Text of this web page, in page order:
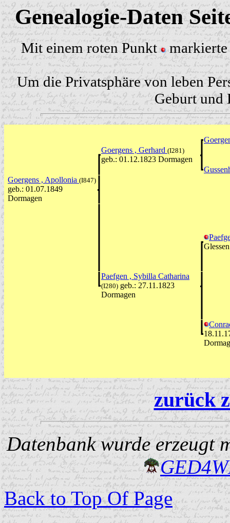
Genealogie-Daten
Mit einem roten Punkt markierte
Um die Privatsphäre von leben
Geburt und
Goergens , Gerhard (I281)
geb.: 01.12.1823 Dormagen
Goergens , Apollonia (I847)
geb.: 01.07.1849
Dormagen
Paefgen , Sybilla Catharina
(I280) geb.: 27.11.1823
Dormagen
zurück
Datenbank wurde erzeugt
Back to Top Of Page